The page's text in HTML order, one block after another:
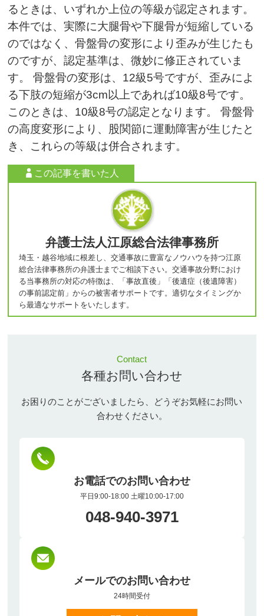
るときは、いずれか上位の等級が認定されます。
本件では、実際に大腿骨や下腿骨が短縮している
のではなく、骨盤骨の変形により歪みが生じたも
のですが、認定基準は、微妙に修正されていま
す。 骨盤骨の変形は、12級5号ですが、歪みによ
る下肢の短縮が3cm以上であれば10級8号です。
このときは、10級8号の認定となります。 骨盤骨
の高度変形により、股関節に運動障害が生じたと
き、これらの等級は併合されます。
この記事を書いた人
弁護士法人江原総合法律事務所
埼玉・越谷地域に根差し、交通事故に豊富なノウハウを持つ江原
総合法律事務所の弁護士までご相談下さい。交通事故分野におけ
る当事務所の対応の特徴は、「事故直後」「後遺症（後遺障害）
の事前認定前」からの被害者サポートです。適切なタイミングか
ら最適なサポートをいたします。
Contact
各種お問い合わせ
お困りのことがございましたら、どうぞお気軽にお問い
合わせください。
お電話でのお問い合わせ
平日9:00-18:00 土曜10:00-17:00
048-940-3971
メールでのお問い合わせ
24時間受付